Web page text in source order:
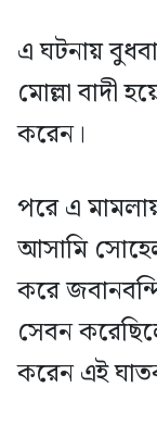
এ ঘটনায়
মোল্লা বাদী
করেন।
পরে এ
আসামি
করে
সেবন
করেন এই